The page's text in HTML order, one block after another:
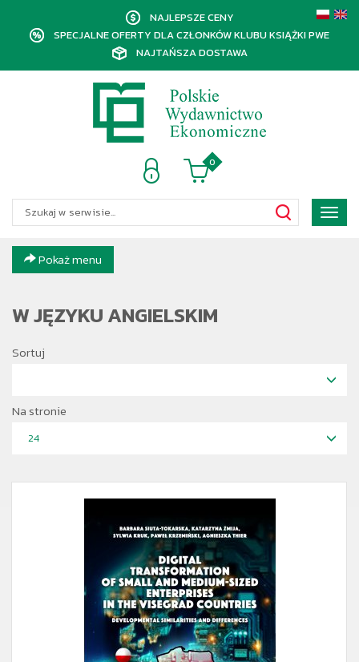
NAJLEPSZE CENY
SPECJALNE OFERTY DLA CZŁONKÓW KLUBU KSIĄŻKI PWE
NAJTAŃSZA DOSTAWA
0
Pokaż
menu
Pokaż menu
W JĘZYKU ANGIELSKIM
Sortuj
Na stronie
24